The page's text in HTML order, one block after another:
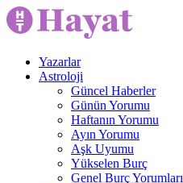
Yazarlar
Astroloji
Güncel Haberler
Günün Yorumu
Haftanın Yorumu
Ayın Yorumu
Aşk Uyumu
Yükselen Burç
Genel Burç Yorumları